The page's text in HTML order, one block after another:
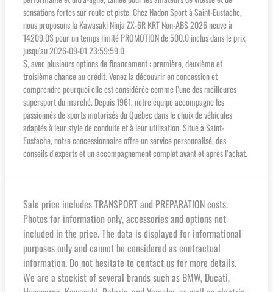
sensations fortes sur route et piste. Chez Nadon Sport à Saint-Eustache,
nous proposons la Kawasaki Ninja ZX-6R KRT Non-ABS 2026 neuve à
14209.0$ pour un temps limité PROMOTION de 500.0 inclus dans le prix,
jusqu'au 2026-09-01 23:59:59.0
$, avec plusieurs options de financement : première, deuxième et
troisième chance au crédit. Venez la découvrir en concession et
comprendre pourquoi elle est considérée comme l’une des meilleures
supersport du marché. Depuis 1961, notre équipe accompagne les
passionnés de sports motorisés du Québec dans le choix de véhicules
adaptés à leur style de conduite et à leur utilisation. Situé à Saint-
Eustache, notre concessionnaire offre un service personnalisé, des
conseils d’experts et un accompagnement complet avant et après l’achat.
Sale price includes TRANSPORT and PREPARATION costs.
Photos for information only, accessories and options not
included in the price. The data is displayed for informational
purposes only and cannot be considered as contractual
information. Do not hesitate to contact us for more details.
We are a stockist of several brands such as BMW, Ducati,